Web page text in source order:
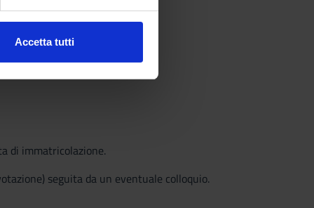
che hai fornito loro o
Accetta tutti
di immatricolazione.
seguita da un eventuale colloquio.